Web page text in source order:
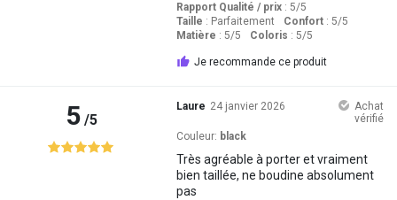
Rapport Qualité / prix: 5/5
Taille : Parfaitement Confort: 5/5
Matière : 5/5 Coloris : 5/5
Je recommande ce produit
5/5
Laure 24 janvier 2026
Achat
vérifié
Couleur: black
Très agréable à porter et vraiment
bien taillée, ne boudine absolument
pas